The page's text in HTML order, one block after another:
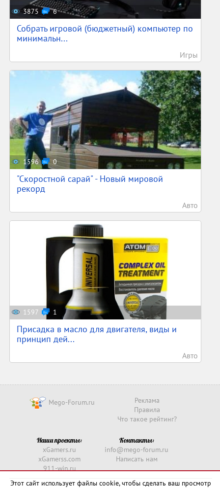
3875 6
Собрать игровой (бюджетный) компьютер по
минимальн...
Игры
1596 0
"Скоростной сарай" - Новый мировой
рекорд
Авто
1597 1
Присадка в масло для двигателя, виды и
принцип дей...
Авто
Mego-Forum.ru
Реклама
Правила
Что такое рейтинг?
Наши проекты:
xGamers.ru
xGamerss.com
911-win.ru
Контакты:
info@mego-forum.ru
Написать нам
Этот сайт использует файлы cookie, чтобы сделать ваш просмотр